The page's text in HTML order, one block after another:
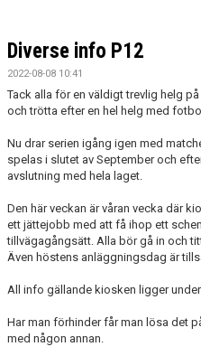
Diverse info P12
2022-08-08 10:41
Tack alla för en väldigt trevlig helg
och trötta efter en hel helg med
Nu drar serien igång igen med
spelas i slutet av September och
avslutning med hela laget.
Den här veckan är våran vecka där
ett jättejobb med att få ihop ett
tillvägagångsätt. Alla bör gå in och
Även höstens anläggningsdag är
All info gällande kiosken ligger
Har man förhinder får man lösa det
med någon annan.